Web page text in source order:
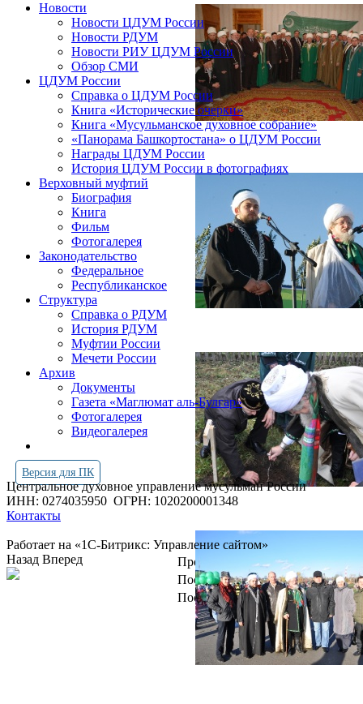
Новости
Новости ЦДУМ России
Новости РДУМ
Новости РИУ ЦДУМ России
Обзор СМИ
ЦДУМ России
Справка о ЦДУМ России
Книга «Исторические очерки»
Книга «Мусульманское духовное собрание»
«Панорама Башкортостана» о ЦДУМ России
Награды ЦДУМ России
История ЦДУМ России в фотографиях
Верховный муфтий
Биография
Книга
Фильм
Фотогалерея
Законодательство
Федеральное
Республиканское
Структура
Справка о РДУМ
История РДУМ
Муфтии России
Мечети России
Архив
Документы
Газета «Маглюмат аль-Булгар»
Фотогалерея
Видеогалерея
Версия для ПК
Центральное духовное управление мусульман России
ИНН: 0274035950 ОГРН: 1020200001348
Контакты
Работает на «1С-Битрикс: Управление сайтом»
Просмотров всего:
4266363
Посетителей сегодня:
1696
Посетителей в онлайн:
15
Назад Вперед